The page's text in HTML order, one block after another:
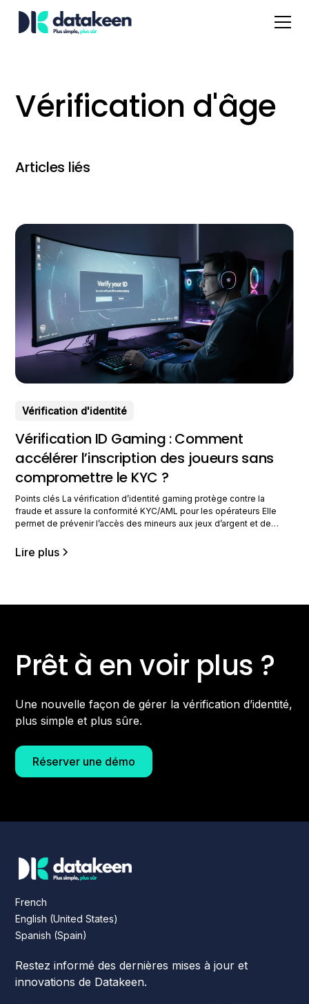
Vérification d'âge
Articles liés
Vérification d'identité
Vérification ID Gaming : Comment
accélérer l’inscription des joueurs sans
compromettre le KYC ?
Points clés La vérification d’identité gaming protège contre la
fraude et assure la conformité KYC/AML pour les opérateurs Elle
permet de prévenir l’accès des mineurs aux jeux d’argent et de
améliore l’expérience utilisateur tout en maintenant la sécurité Les
réglementations européennes et internationales rendent la
Lire plus
Prêt à en voir plus ?
Une nouvelle façon de gérer la vérification d’identité,
plus simple et plus sûre.
Réserver une démo
French
English (United States)
Spanish (Spain)
Restez informé des dernières mises à jour et
innovations de Datakeen.